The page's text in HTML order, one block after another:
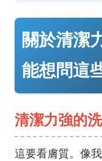
關於清潔
能想問這
清潔力強的
這要看膚質。像